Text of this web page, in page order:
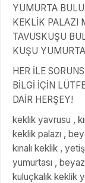
YUMURTA
KEKLİK PALAZI
TAVUSKUŞU
KUŞU
HER İLE
BİLGİ İÇİN
DAİR HERŞEY!
keklik yavrusu ,
keklik palazı ,
kınalı keklik ,
yumurtası ,
kuluçkalık keklik